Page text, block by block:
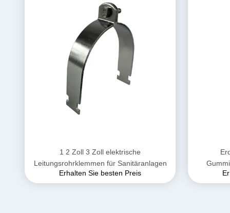
1 2 Zoll 3 Zoll elektrische
Leitungsrohrklemmen für Sanitäranlagen
Erhalten Sie besten Preis